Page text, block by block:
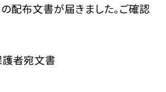
配布文書が届きました。ご確認
者宛文書